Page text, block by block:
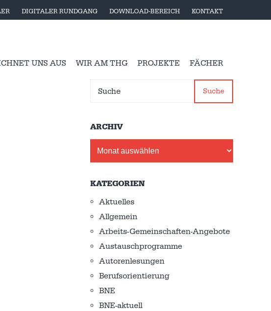
DIGITALER RUNDGANG DOWNLOAD-BEREICH KONTAKT
UNS AUS WIR AM THG PROJEKTE FÄCHER
Suche
ARCHIV
KATEGORIEN
Aktuelles
Allgemein
Arbeits-Gemeinschaften-Angebote
Austausch­programme
Autorenlesungen
Berufsorientierung
BNE
BNE-aktuell